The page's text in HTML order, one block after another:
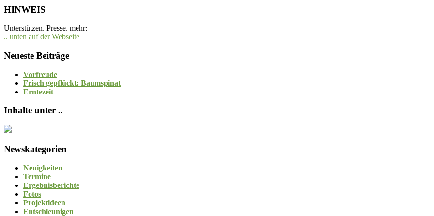
HINWEIS
Unterstützen, Presse, mehr:
.. unten auf der Webseite
Neueste Beiträge
Vorfreude
Frisch gepflückt: Baumspinat
Erntezeit
Inhalte unter ..
Newskategorien
Neuigkeiten
Termine
Ergebnisberichte
Fotos
Projektideen
Entschleunigen